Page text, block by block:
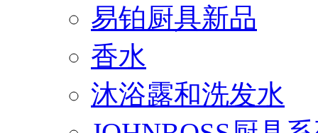
易铂厨具新品
香水
沐浴露和洗发水